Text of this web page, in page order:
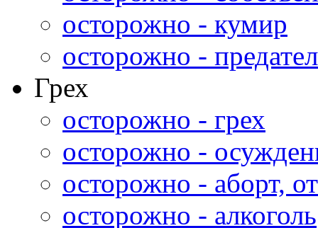
осторожно - кумир
осторожно -
Грех
осторожно - грех
осторожно -
осторожно - аборт,
осторожно - алкоголь